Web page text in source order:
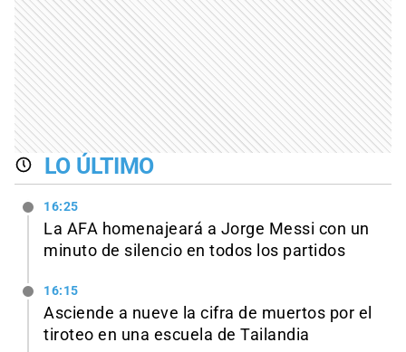
LO ÚLTIMO
16:25
La AFA homenajeará a Jorge Messi con un
minuto de silencio en todos los partidos
16:15
Asciende a nueve la cifra de muertos por el
tiroteo en una escuela de Tailandia